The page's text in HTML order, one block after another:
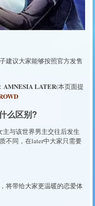
建议大家能够按照官方发售
AMNESIA LATER(本页面提
么区别?
与该世界男主交往后发生
不同，在later中大家只需要
将带给大家更温暖的恋爱体